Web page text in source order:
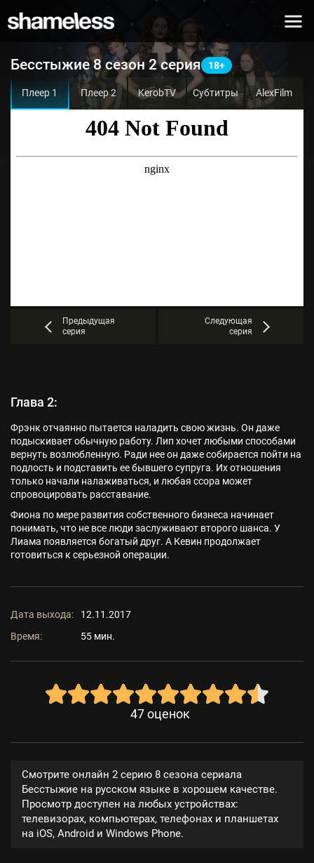
Бесстыжие 8 сезон 2 серия
Плеер 1 Плеер 2 KerobTV Субтитры AlexFilm
Предыдущая
серия
Следующая
серия
Глава 2:
Фрэнк отчаянно пытается наладить свою жизнь. Он даже
подыскивает обычную работу. Лип хочет любыми способами
вернуть возлюбленную. Ради нее он даже собирается пойти на
подлость и подставить ее бывшего супруга. Их отношения
только начали налаживаться, и любая ссора может
спровоцировать расставание.
Фиона по мере развития собственного бизнеса начинает
понимать, что не все люди заслуживают второго шанса. У
Лиама появляется богатый друг. А Кевин продолжает
готовиться к серьезной операции.
Дата выхода:
12.11.2017
Время:
55 мин.
47 оценок
Смотрите онлайн 2 серию 8 сезона сериала
Бесстыжие на русском языке в хорошем качестве.
Просмотр доступен на любых устройствах:
телевизорах, компьютерах, телефонах и планшетах
на iOS, Android и Windows Phone.